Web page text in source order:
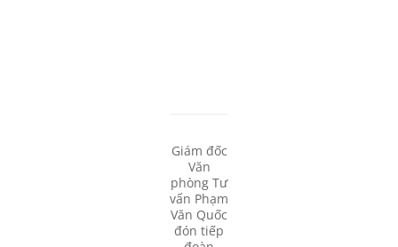
Giám đốc
Văn
phòng Tư
vấn Phạm
Văn Quốc
đón tiếp